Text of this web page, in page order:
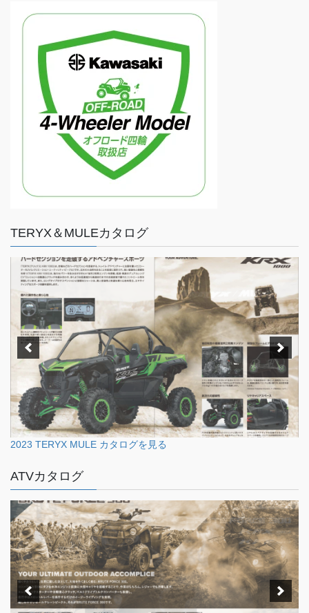
TERYX＆MULEカタログ
2023 TERYX MULE カタログを見る
ATVカタログ